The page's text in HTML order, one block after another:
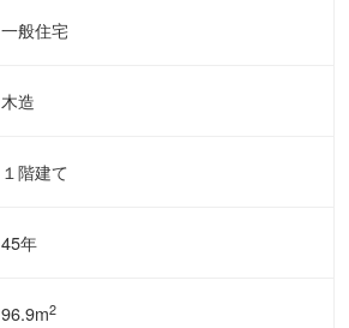
一般住宅
木造
１階建て
45年
96.9m2